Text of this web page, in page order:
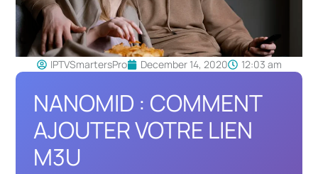
IPTVSmartersPro December 14, 2020 12:03 am
NANOMID : COMMENT
AJOUTER VOTRE LIEN
M3U